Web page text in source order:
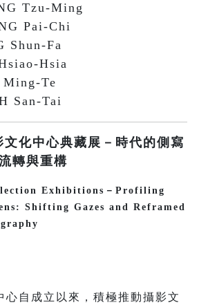
Tzu-Ming
Pai-Chi
Shun-Fa
Hsia
Te
San-Tai
文化中心典藏展－時代的側寫
轉與重構
Exhibitions－Profiling
Shifting Gazes and Reframed
心自成立以來，積極推動攝影文